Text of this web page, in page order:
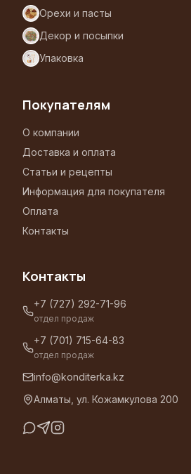
Орехи и пасты
Декор и посыпки
Упаковка
Покупателям
О компании
Доставка и оплата
Статьи и рецепты
Информация для покупателя
Оплата
Контакты
Контакты
+7 (727) 292-71-96
отдел продаж
+7 (701) 715-64-83
отдел продаж
info@konditerka.kz
Алматы, ул. Кожамкулова 200